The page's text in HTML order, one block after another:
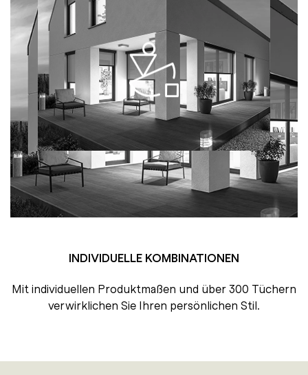
INDIVIDUELLE KOMBINATIONEN
Mit individuellen Produktmaßen und über 300 Tüchern
verwirklichen Sie Ihren persönlichen Stil.